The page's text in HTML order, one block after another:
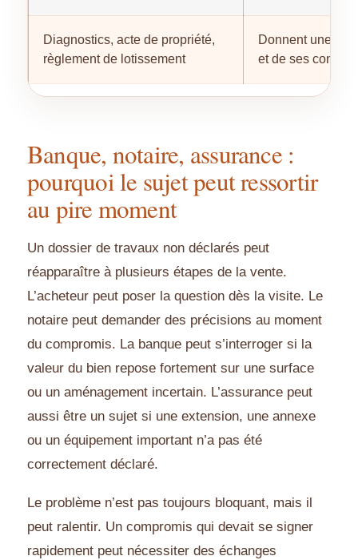
Diagnostics, acte de propriété,
règlement de lotissement
Donnent une
et de ses
Banque, notaire, assurance :
pourquoi le sujet peut ressortir
au pire moment
Un dossier de travaux non déclarés peut
réapparaître à plusieurs étapes de la vente.
L’acheteur peut poser la question dès la visite. Le
notaire peut demander des précisions au moment
du compromis. La banque peut s’interroger si la
valeur du bien repose fortement sur une surface
ou un aménagement incertain. L’assurance peut
aussi être un sujet si une extension, une annexe
ou un équipement important n’a pas été
correctement déclaré.
Le problème n’est pas toujours bloquant, mais il
peut ralentir. Un compromis qui devait se signer
rapidement peut nécessiter des échanges